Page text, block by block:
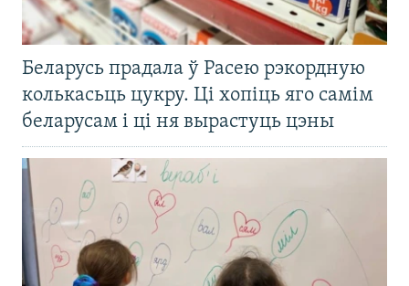
Беларусь прадала ў Расею рэкордную
колькасьць цукру. Ці хопіць яго самім
беларусам і ці ня вырастуць цэны